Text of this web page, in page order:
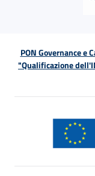
PON Governance
"Qualificazione